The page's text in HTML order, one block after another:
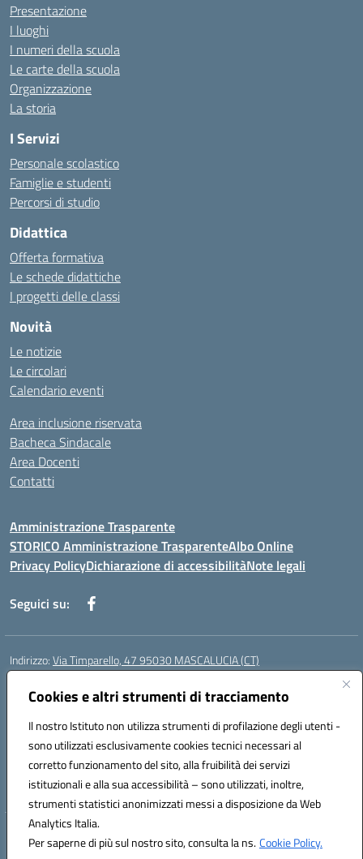
Cookies e altri strumenti di tracciamento
Il nostro Istituto non utilizza strumenti di profilazione degli utenti -
sono utilizzati esclusivamente cookies tecnici necessari al
corretto funzionamento del sito, alla fruibilità dei servizi
istituzionali e alla sua accessibilità – sono utilizzati, inoltre,
strumenti statistici anonimizzati messi a disposizione da Web
Analytics Italia.
Per saperne di più sul nostro sito, consulta la ns.Cookie Policy.
Presentazione
I luoghi
I numeri della scuola
Le carte della scuola
Organizzazione
La storia
I Servizi
Personale scolastico
Famiglie e studenti
Percorsi di studio
Didattica
Offerta formativa
Le schede didattiche
I progetti delle classi
Novità
Le notizie
Le circolari
Calendario eventi
Area inclusione riservata
Bacheca Sindacale
Area Docenti
Contatti
Amministrazione Trasparente
STORICO Amministrazione TrasparenteAlbo Online
Privacy PolicyDichiarazione di accessibilitàNote legali
Seguici su:
Indirizzo:Via Timparello, 47 95030 MASCALUCIA (CT)
Centralino:
Posta elettronica certificata (PEC):ctic8bc002@pec.istruzione.it
Codice fiscale: 93238350875
Codice meccanografico:ctic8bc002
Codice Indice delle Pubbliche Amministrazioni (IPA): istsc_ctic8bc002
Codice unico di fatturazione (CUF): 2PO2JW
Hosting & Powered by 3D Solution S.r.l.
Concept & Design by Designers Italia